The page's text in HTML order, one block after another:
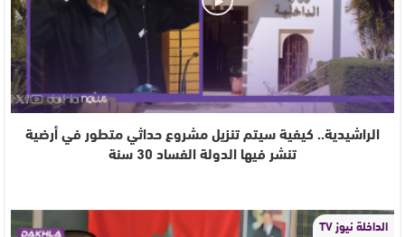
الراشيدية.. كيفية سيتم تنزيل مشروع حداثي متطور في أرضية
تنشر فيها الدولة الفساد 30 سنة
الداخلة نيوز TV